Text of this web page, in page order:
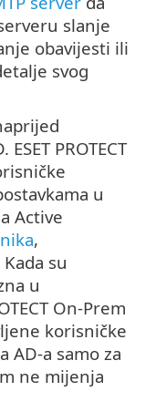
slanje
obavijesti ili
svog
PROTECT
u
Active
,
Kada su
u
On-Prem
korisničke
AD-a samo za
ne mijenja